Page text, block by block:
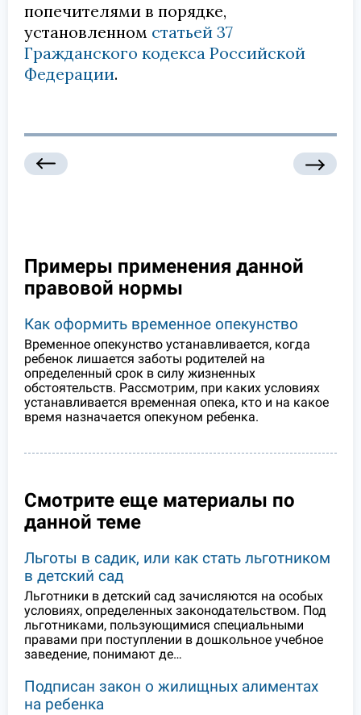
попечителями в порядке,
установленном статьей 37
Гражданского кодекса Российской
Федерации.
Примеры применения данной
правовой нормы
Как оформить временное опекунство
Временное опекунство устанавливается, когда
ребенок лишается заботы родителей на
определенный срок в силу жизненных
обстоятельств. Рассмотрим, при каких условиях
устанавливается временная опека, кто и на какое
время назначается опекуном ребенка.
Смотрите еще материалы по
данной теме
Льготы в садик, или как стать льготником
в детский сад
Льготники в детский сад зачисляются на особых
условиях, определенных законодательством. Под
льготниками, пользующимися специальными
правами при поступлении в дошкольное учебное
заведение, понимают де…
Подписан закон о жилищных алиментах
на ребенка